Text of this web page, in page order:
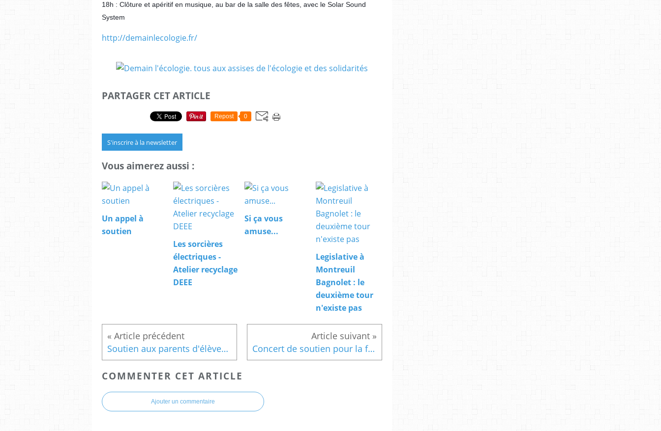
18h : Clôture et apéritif en musique, au bar de la salle des fêtes, avec le Solar Sound
System
http://demainlecologie.fr/
PARTAGER CET ARTICLE
Repost 0
S'inscrire à la newsletter
Vous aimerez aussi :
Un appel à
soutien
Les sorcières
électriques -
Atelier recyclage
DEEE
Si ça vous
amuse...
Legislative à
Montreuil
Bagnolet : le
deuxième tour
n'existe pas
Soutien aux parents d'élèves opposés à l'Usine polluante Concert de soutien pour la fermeture de l'Usine Verte
COMMENTER CET ARTICLE
Ajouter un commentaire